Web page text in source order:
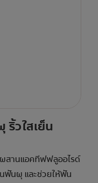
วใสเย็น
สานแอคทีฟฟลูออไรด์
ฟันผุ และช่วยให้ฟัน